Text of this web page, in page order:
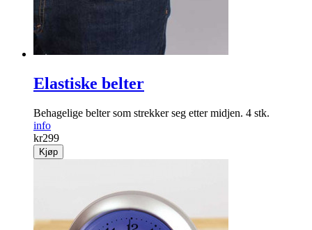
Elastiske belter
Behagelige belter som strekker seg etter midjen. 4 stk.
info
kr299
Kjøp